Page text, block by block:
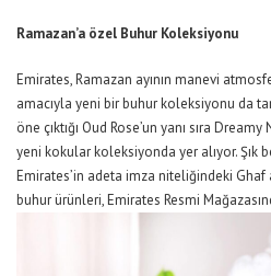
Ramazan’a özel Buhur Koleksiyonu
Emirates, Ramazan ayının manevi
amacıyla yeni bir buhur koleksiyonu da
öne çıktığı Oud Rose’un yanı sıra
yeni kokular koleksiyonda yer alıyor. Şık
Emirates’in adeta imza niteliğindeki Ghaf
buhur ürünleri, Emirates Resmi Mağazasın